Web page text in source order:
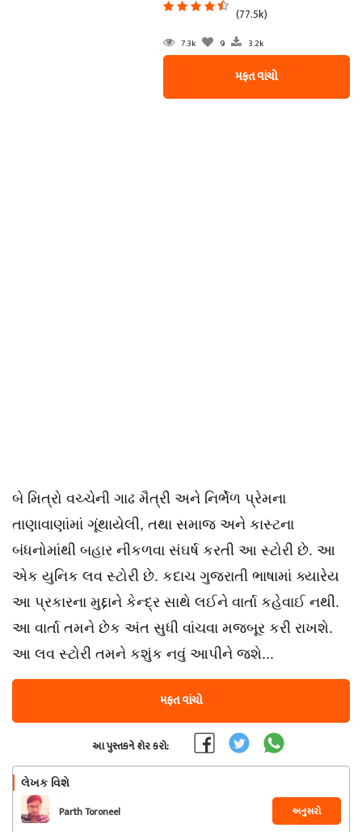
(77.5k)
7.3k 9 3.2k
મફત વાંચો
બે મિત્રો વચ્ચેની ગાઢ મૈત્રી અને નિર્ભેળ પ્રેમના
તાણાવાણાંમાં ગૂંથાયેલી, તથા સમાજ અને કાસ્ટના
બંધનોમાંથી બહાર નીકળવા સંઘર્ષ કરતી આ સ્ટોરી છે. આ
એક યુનિક લવ સ્ટોરી છે. કદાચ ગુજરાતી ભાષામાં ક્યારેય
આ પ્રકારના મુદ્દાને કેન્દ્ર સાથે લઈને વાર્તા કહેવાઈ નથી.
આ વાર્તા તમને છેક અંત સુધી વાંચવા મજબૂર કરી રાખશે.
આ લવ સ્ટોરી તમને કશુંક નવું આપીને જશે...
મફત વાંચો
આ પુસ્તકને શેર કરો:
લેખક વિશે
Parth Toroneel અનુસરો